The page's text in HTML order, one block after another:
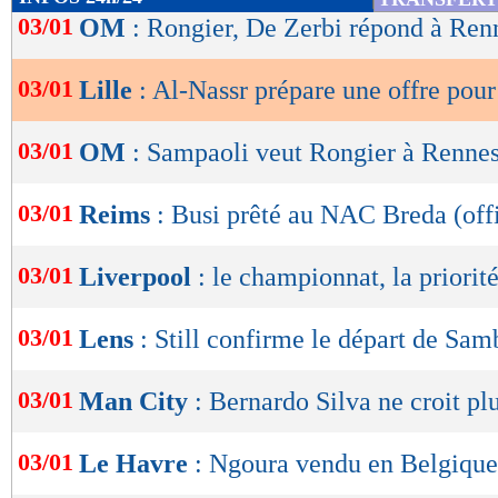
de
OK
03/01 OM : Rongier, De Zerbi répond à
03/01 Lille : Al-Nassr prépare une offre
03/01 OM : Sampaoli veut Rongier à
03/01 Reims : Busi prêté au NAC Breda
03/01 Liverpool : le championnat, la
03/01 Lens : Still confirme le départ de
03/01 Man City : Bernardo Silva ne croit
03/01 Le Havre : Ngoura vendu en